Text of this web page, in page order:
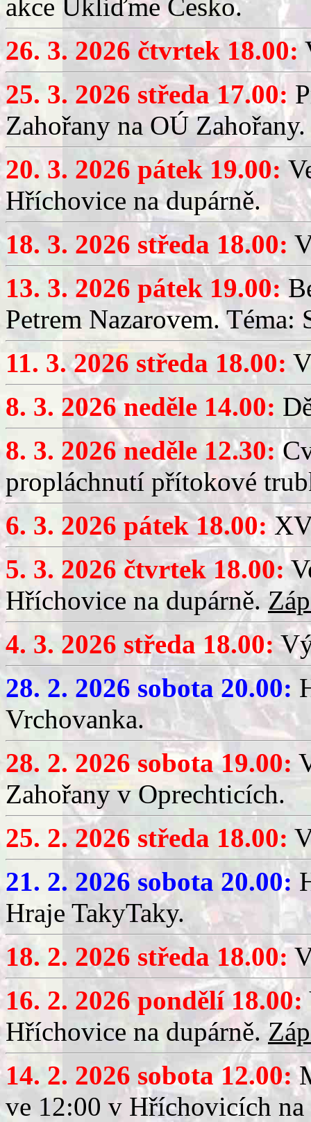
akce Ukliďme Česko.
26. 3. 2026 čtvrtek 18.00:
25. 3. 2026 středa 17.00:
Zahořany na OÚ Zahořany.
20. 3. 2026 pátek 19.00:
Hříchovice na dupárně.
18. 3. 2026 středa 18.00:
13. 3. 2026 pátek 19.00:
Petrem Nazarovem. Téma:
11. 3. 2026 středa 18.00:
8. 3. 2026 neděle 14.00:
8. 3. 2026 neděle 12.30:
propláchnutí přítokové
6. 3. 2026 pátek 18.00:
5. 3. 2026 čtvrtek 18.00:
Hříchovice na dupárně.
4. 3. 2026 středa 18.00:
28. 2. 2026 sobota 20.00:
Vrchovanka.
28. 2. 2026 sobota 19.00:
Zahořany v Oprechticích.
25. 2. 2026 středa 18.00:
21. 2. 2026 sobota 20.00:
Hraje TakyTaky.
18. 2. 2026 středa 18.00:
16. 2. 2026 pondělí 18.00:
Hříchovice na dupárně.
14. 2. 2026 sobota 12.00:
ve 12:00 v Hříchovicích